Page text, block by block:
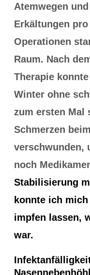
Atemwegen
Erkältungen
Operationen
Raum. Nach
Therapie
Winter ohne
zum ersten Mal
Schmerzen
verschwunden,
noch
Stabilisierung
konnte ich
impfen lassen,
war.